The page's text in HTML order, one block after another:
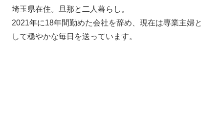
埼玉県在住。旦那と二人暮らし。
2021年に18年間勤めた会社を辞め、現在は専業主婦と
して穏やかな毎日を送っています。